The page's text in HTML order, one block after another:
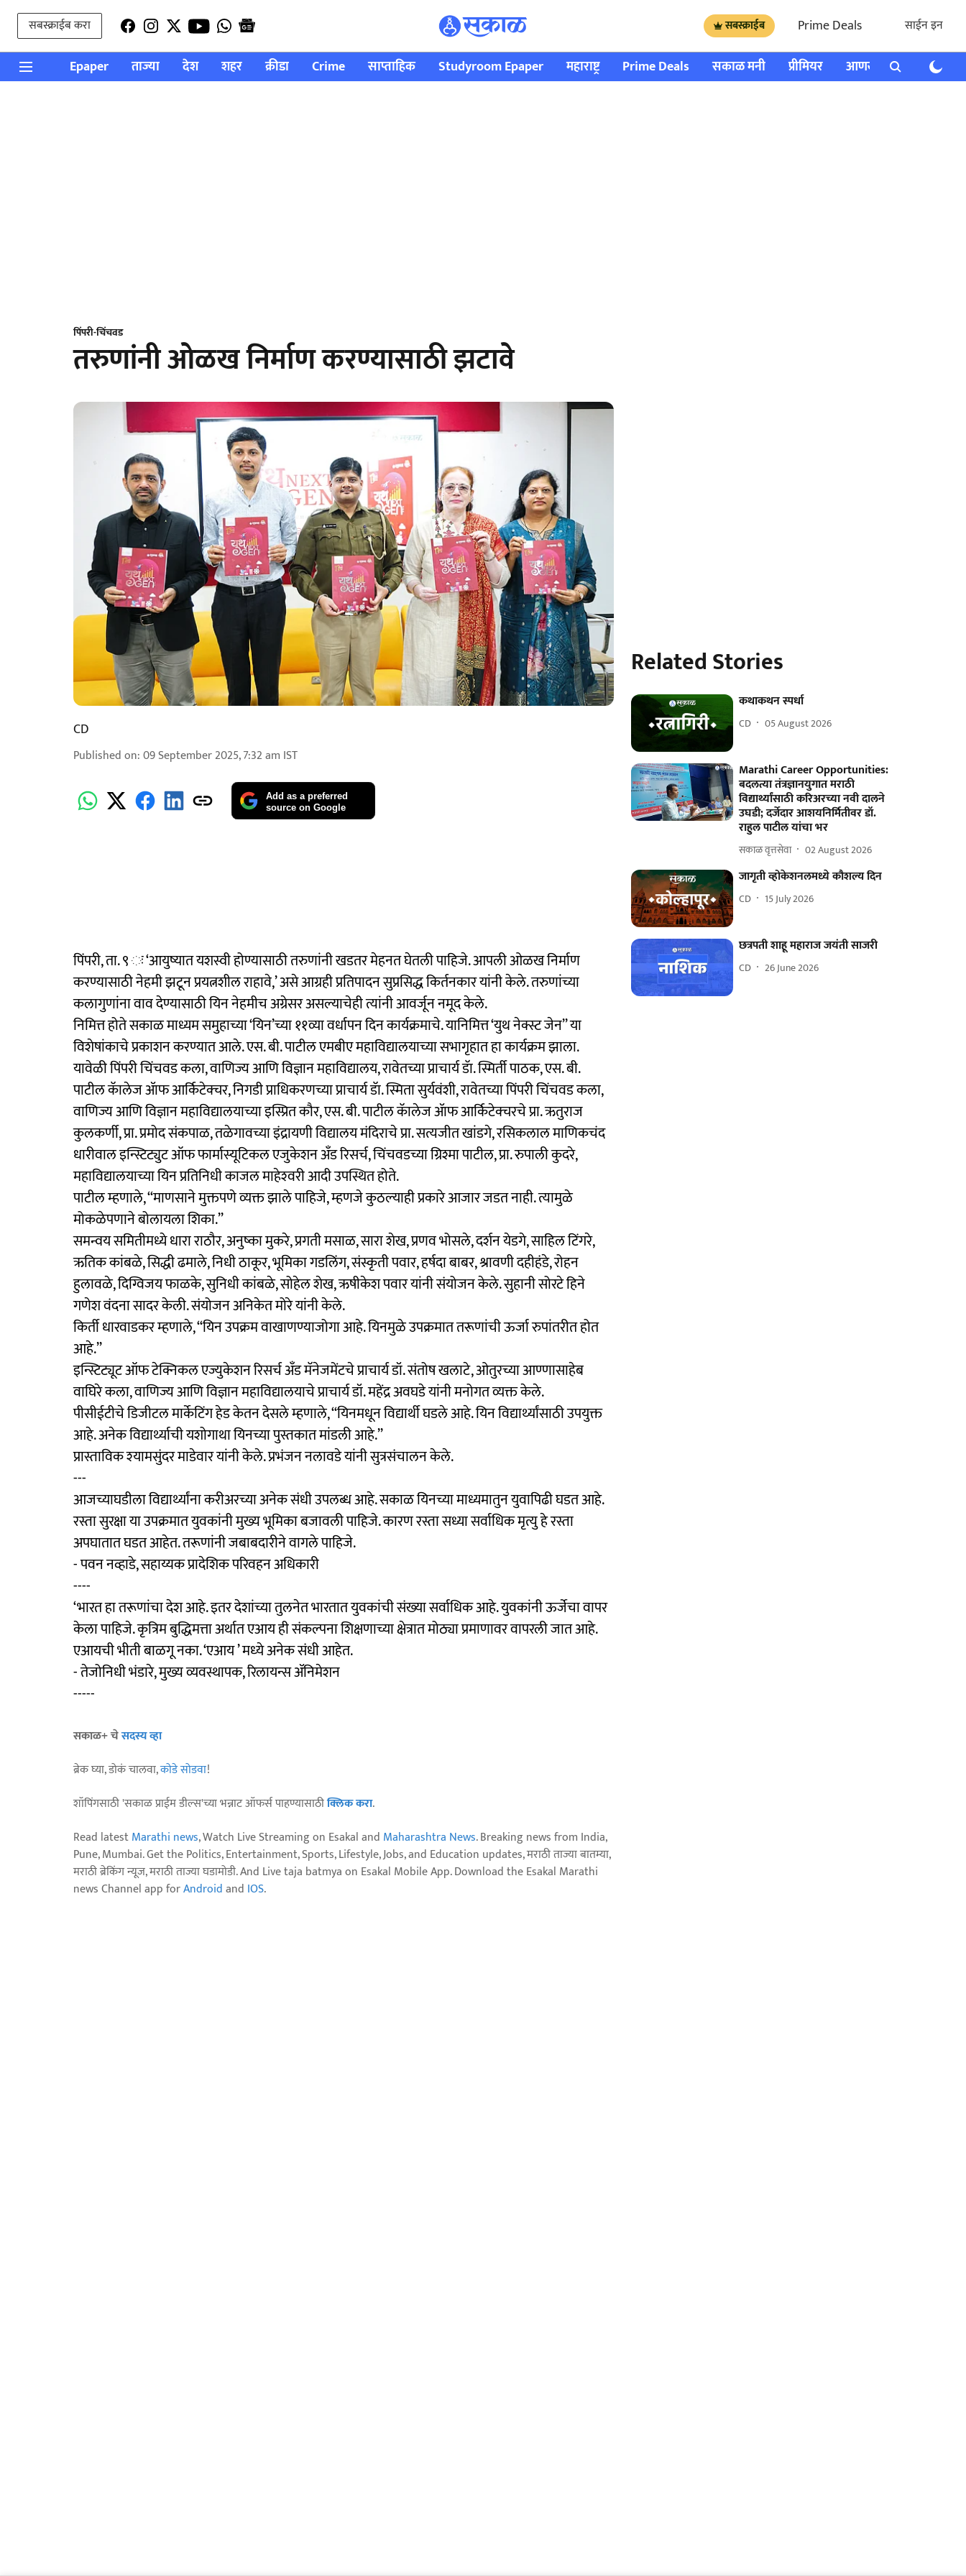
सबस्क्राईब करा सबस्क्राईब Prime Deals साईन इन
Epaper ताज्या देश शहर क्रीडा Crime साप्ताहिक Studyroom Epaper महाराष्ट्र Prime Deals सकाळ मनी प्रीमियर आणखी राशी भविष्य
पिंपरी-चिंचवड
तरुणांनी ओळख निर्माण करण्यासाठी झटावे
CD
Published on:09 September 2025, 7:32 am IST
Add as a preferred
source on Google
पिंपरी, ता. ९ ः ‘आयुष्यात यशस्वी होण्यासाठी तरुणांनी खडतर मेहनत घेतली पाहिजे. आपली ओळख निर्माण
करण्यासाठी नेहमी झटून प्रयत्नशील राहावे,’ असे आग्रही प्रतिपादन सुप्रसिद्ध किर्तनकार यांनी केले. तरुणांच्या
कलागुणांना वाव देण्यासाठी यिन नेहमीच अग्रेसर असल्याचेही त्यांनी आवर्जून नमूद केले.
निमित्त होते सकाळ माध्यम समुहाच्या ‘यिन’च्या ११व्या वर्धापन दिन कार्यक्रमाचे. यानिमित्त ‘युथ नेक्स्ट जेन’’ या
विशेषांकाचे प्रकाशन करण्यात आले. एस. बी. पाटील एमबीए महाविद्यालयाच्या सभागृहात हा कार्यक्रम झाला.
यावेळी पिंपरी चिंचवड कला, वाणिज्य आणि विज्ञान महाविद्यालय, रावेतच्या प्राचार्य डॅा. स्मिर्ती पाठक, एस. बी.
पाटील कॅालेज ॲाफ आर्किटेक्चर, निगडी प्राधिकरणच्या प्राचार्य डॅा. स्मिता सुर्यवंशी, रावेतच्या पिंपरी चिंचवड कला,
वाणिज्य आणि विज्ञान महाविद्यालयाच्या इस्प्रित कौर, एस. बी. पाटील कॅालेज ॲाफ आर्किटेक्चरचे प्रा. ऋतुराज
कुलकर्णी, प्रा. प्रमोद संकपाळ, तळेगावच्या इंद्रायणी विद्यालय मंदिराचे प्रा. सत्यजीत खांडगे, रसिकलाल माणिकचंद
धारीवाल इन्स्टिट्युट ऑफ फार्मास्यूटिकल एजुकेशन अँड रिसर्च, चिंचवडच्या ग्रिश्मा पाटील, प्रा. रुपाली कुदरे,
महाविद्यालयाच्या यिन प्रतिनिधी काजल माहेश्‍वरी आदी उपस्थित होते.
पाटील म्हणाले, ‘‘माणसाने मुक्तपणे व्यक्त झाले पाहिजे, म्हणजे कुठल्‍याही प्रकारे आजार जडत नाही. त्यामुळे
मोकळेपणाने बोलायला शिका.’’
समन्वय समितीमध्ये धारा राठौर, अनुष्का मुकरे, प्रगती मसाळ, सारा शेख, प्रणव भोसले, दर्शन येडगे, साहिल टिंगरे,
ऋतिक कांबळे, सिद्धी ढमाले, निधी ठाकूर, भूमिका गडलिंग, संस्कृती पवार, हर्षदा बाबर, श्रावणी दहीहंडे, रोहन
हुलावळे, दिग्विजय फाळके, सुनिधी कांबळे, सोहेल शेख, ऋषीकेश पवार यांनी संयोजन केले. सुहानी सोरटे हिने
गणेश वंदना सादर केली. संयोजन अनिकेत मोरे यांनी केले.
किर्ती धारवाडकर म्हणाले, ‘‘यिन उपक्रम वाखाणण्याजोगा आहे. यिनमुळे उपक्रमात तरूणांची ऊर्जा रुपांतरीत होत
आहे.’’
इन्स्टिट्यूट ऑफ टेक्निकल एज्युकेशन रिसर्च अँड मॅनेजमेंटचे प्राचार्य डॉ. संतोष खलाटे, ओतुरच्या आण्णासाहेब
वाघिरे कला, वाणिज्य आणि विज्ञान महाविद्यालयाचे प्राचार्य डॉ. महेंद्र अवघडे यांनी मनोगत व्यक्त केले.
पीसीईटीचे डिजीटल मार्केटिंग हेड केतन देसले म्हणाले, ‘‘यिनमधून विद्यार्थी घडले आहे. यिन विद्यार्थ्यांसाठी उपयुक्त
आहे. अनेक विद्यार्थ्याची यशोगाथा यिनच्या पुस्तकात मांडली आहे.’’
प्रास्ताविक श्‍यामसुंदर माडेवार यांनी केले. प्रभंजन नलावडे यांनी सुत्रसंचालन केले.
---
आजच्याघडीला विद्यार्थ्यांना करीअरच्या अनेक संधी उपलब्ध आहे. सकाळ यिनच्या माध्यमातुन युवापिढी घडत आहे.
रस्ता सुरक्षा या उपक्रमात युवकांनी मुख्य भूमिका बजावली पाहिजे. कारण रस्ता सध्या सर्वाधिक मृत्यु हे रस्ता
अपघातात घडत आहेत. तरूणांनी जबाबदारीने वागले पाहिजे.
- पवन नव्हाडे, सहाय्यक प्रादेशिक परिवहन अधिकारी
----
‘भारत हा तरूणांचा देश आहे. इतर देशांच्या तुलनेत भारतात युवकांची संख्‍या सर्वाधिक आहे. युवकांनी ऊर्जेचा वापर
केला पाहिजे. कृत्रिम बुद्धिमत्ता अर्थात एआय ही संकल्पना शिक्षणाच्या क्षेत्रात मोठ्या प्रमाणावर वापरली जात आहे.
एआयची भीती बाळगू नका. ‘एआय ’ मध्‍ये अनेक संधी आहेत.
- तेजोनिधी भंडारे, मुख्य व्यवस्थापक, रिलायन्स ॲनिमेशन
-----
सकाळ+ चेसदस्य व्हा
ब्रेक घ्या, डोकं चालवा,कोडे सोडवा!
शॉपिंगसाठी 'सकाळ प्राईम डील्स'च्या भन्नाट ऑफर्स पाहण्यासाठीक्लिक करा.
Read latestMarathi news, Watch Live Streaming on Esakal and Maharashtra News. Breaking news from India,
Pune, Mumbai. Get the Politics, Entertainment, Sports, Lifestyle, Jobs, and Education updates, मराठी ताज्या बातम्या,
मराठी ब्रेकिंग न्यूज, मराठी ताज्या घडामोडी. And Live taja batmya on Esakal Mobile App. Download the Esakal Marathi
news Channel app forAndroidand IOS.
Related Stories
कथाकथन स्पर्धा
CD 05 August 2026
Marathi Career Opportunities:
बदलत्या तंत्रज्ञानयुगात मराठी
विद्यार्थ्यांसाठी करिअरच्या नवी दालने
उघडी; दर्जेदार आशयनिर्मितीवर डॉ.
राहुल पाटील यांचा भर
सकाळ वृत्तसेवा 02 August 2026
जागृती व्होकेशनलमध्ये कौशल्य दिन
CD 15 July 2026
छत्रपती शाहू महाराज जयंती साजरी
CD 26 June 2026